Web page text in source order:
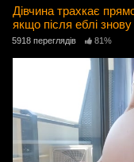
Дівчина трахкає
якщо після еблі
5918 переглядів 81%